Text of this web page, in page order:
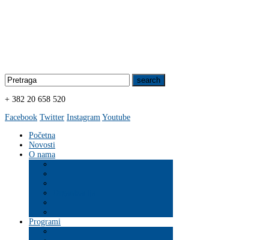
+ 382 20 658 520
Facebook Twitter Instagram Youtube
Početna
Novosti
O nama
Programi